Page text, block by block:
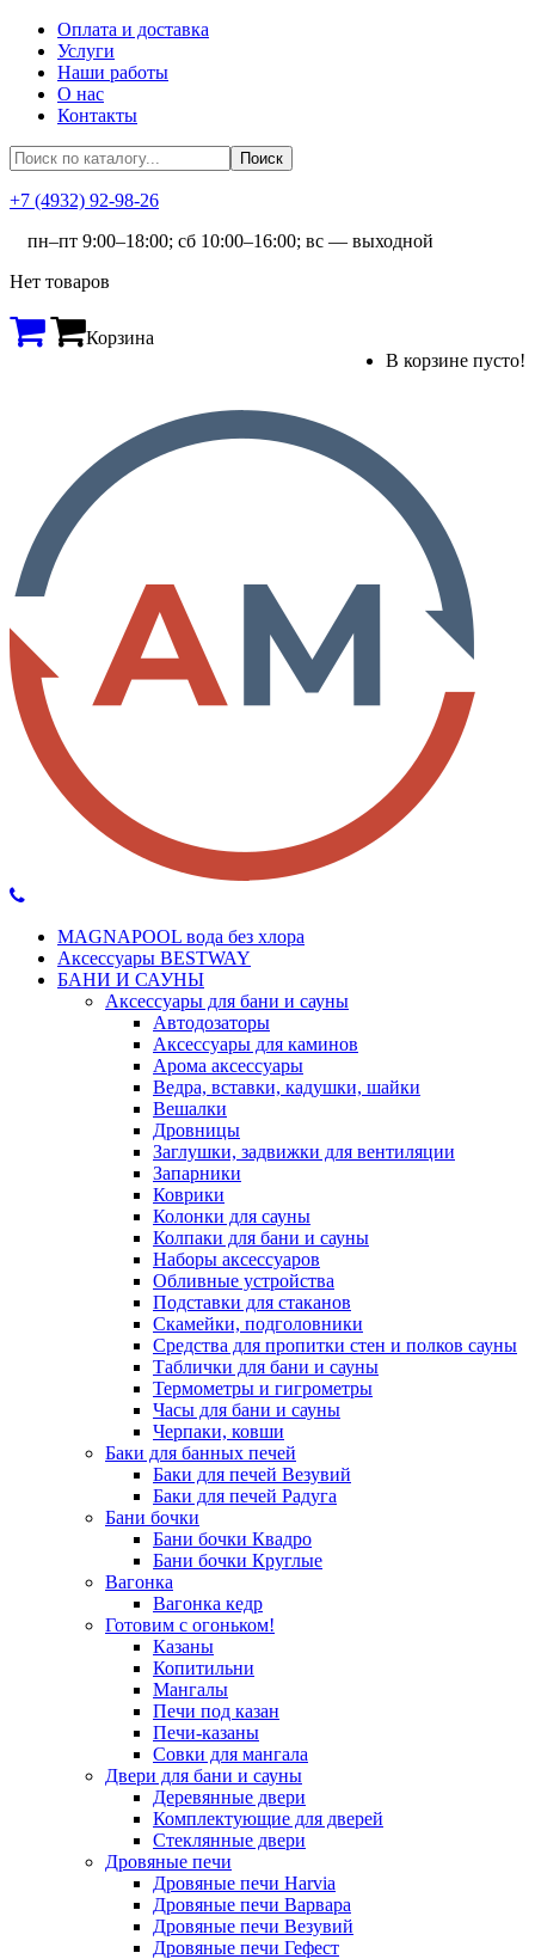
Оплата и доставка
Услуги
Наши работы
О нас
Контакты
+7 (4932) 92-98-26
пн–пт 9:00–18:00; сб 10:00–16:00; вс — выходной
Нет товаров
Корзина
В корзине пусто!
MAGNAPOOL вода без хлора
Аксессуары BESTWAY
БАНИ И САУНЫ
Аксессуары для бани и сауны
Автодозаторы
Аксессуары для каминов
Арома аксессуары
Ведра, вставки, кадушки, шайки
Вешалки
Дровницы
Заглушки, задвижки для вентиляции
Запарники
Коврики
Колонки для сауны
Колпаки для бани и сауны
Наборы аксессуаров
Обливные устройства
Подставки для стаканов
Скамейки, подголовники
Средства для пропитки стен и полков сауны
Таблички для бани и сауны
Термометры и гигрометры
Часы для бани и сауны
Черпаки, ковши
Баки для банных печей
Баки для печей Везувий
Баки для печей Радуга
Бани бочки
Бани бочки Квадро
Бани бочки Круглые
Вагонка
Вагонка кедр
Готовим с огоньком!
Казаны
Копитильни
Мангалы
Печи под казан
Печи-казаны
Совки для мангала
Двери для бани и сауны
Деревянные двери
Комплектующие для дверей
Стеклянные двери
Дровяные печи
Дровяные печи Harvia
Дровяные печи Варвара
Дровяные печи Везувий
Дровяные печи Гефест